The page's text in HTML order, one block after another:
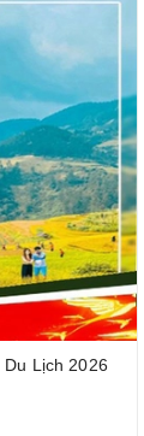
Lịch 2026